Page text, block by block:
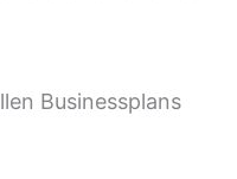
Businessplans